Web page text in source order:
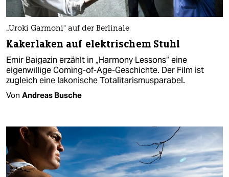
„Uroki Garmoni“ auf der Berlinale
Kakerlaken auf elektrischem Stuhl
Emir Baigazin erzählt in „Harmony Lessons“ eine
eigenwillige Coming-of-Age-Geschichte. Der Film ist
zugleich eine lakonische Totalitarismusparabel.
Von Andreas Busche